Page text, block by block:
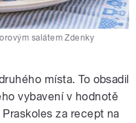
salátem Zdenky
místa. To obsadil
vybavení v hodnotě
za recept na